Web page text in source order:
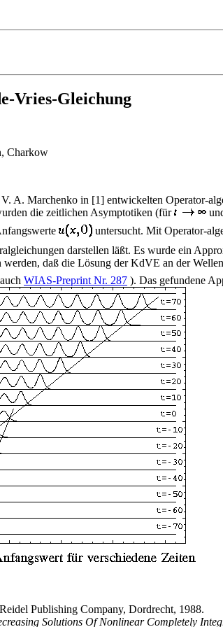
Vries-Gleichung
Charkow
A. Marchenko in [1] entwickelten Operator-
die zeitlichen Asymptotiken (für
untersucht. Mit Operator-
darstellen läßt. Es wurde ein
werden, daß die Lösung der KdVE an der
WIAS-Preprint Nr. 287 ). Das gefundene
Publishing Company, Dordrecht, 1988.
Solutions Of Nonlinear Completely